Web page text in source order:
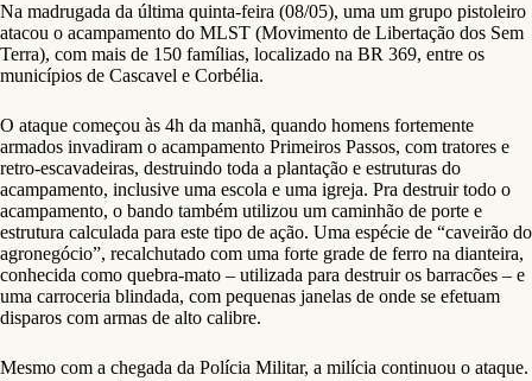
Na madrugada da última quinta-feira (08/05), uma um grupo pistoleiro
atacou o acampamento do MLST (Movimento de Libertação dos Sem
Terra), com mais de 150 famílias, localizado na BR 369, entre os
municípios de Cascavel e Corbélia.
O ataque começou às 4h da manhã, quando homens fortemente
armados invadiram o acampamento Primeiros Passos, com tratores e
retro-escavadeiras, destruindo toda a plantação e estruturas do
acampamento, inclusive uma escola e uma igreja. Pra destruir todo o
acampamento, o bando também utilizou um caminhão de porte e
estrutura calculada para este tipo de ação. Uma espécie de “caveirão do
agronegócio”, recalchutado com uma forte grade de ferro na dianteira,
conhecida como quebra-mato – utilizada para destruir os barracões – e
uma carroceria blindada, com pequenas janelas de onde se efetuam
disparos com armas de alto calibre.
Mesmo com a chegada da Polícia Militar, a milícia continuou o ataque.